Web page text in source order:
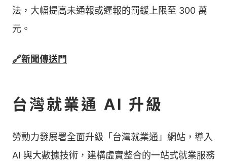
法，大幅提高未通報或遲報的罰鍰上限至 300 萬
元。
🔗新聞傳送門
台灣就業通 AI 升級
勞動力發展署全面升級「台灣就業通」網站，導入
AI 與大數據技術，建構虛實整合的一站式就業服務